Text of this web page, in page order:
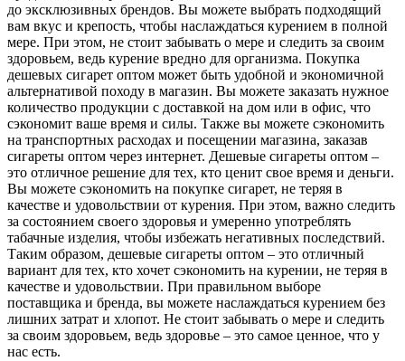
до эксклюзивных брендов. Вы можете выбрать подходящий
вам вкус и крепость, чтобы наслаждаться курением в полной
мере. При этом, не стоит забывать о мере и следить за своим
здоровьем, ведь курение вредно для организма. Покупка
дешевых сигарет оптом может быть удобной и экономичной
альтернативой походу в магазин. Вы можете заказать нужное
количество продукции с доставкой на дом или в офис, что
сэкономит ваше время и силы. Также вы можете сэкономить
на транспортных расходах и посещении магазина, заказав
сигареты оптом через интернет. Дешевые сигареты оптом –
это отличное решение для тех, кто ценит свое время и деньги.
Вы можете сэкономить на покупке сигарет, не теряя в
качестве и удовольствии от курения. При этом, важно следить
за состоянием своего здоровья и умеренно употреблять
табачные изделия, чтобы избежать негативных последствий.
Таким образом, дешевые сигареты оптом – это отличный
вариант для тех, кто хочет сэкономить на курении, не теряя в
качестве и удовольствии. При правильном выборе
поставщика и бренда, вы можете наслаждаться курением без
лишних затрат и хлопот. Не стоит забывать о мере и следить
за своим здоровьем, ведь здоровье – это самое ценное, что у
нас есть.